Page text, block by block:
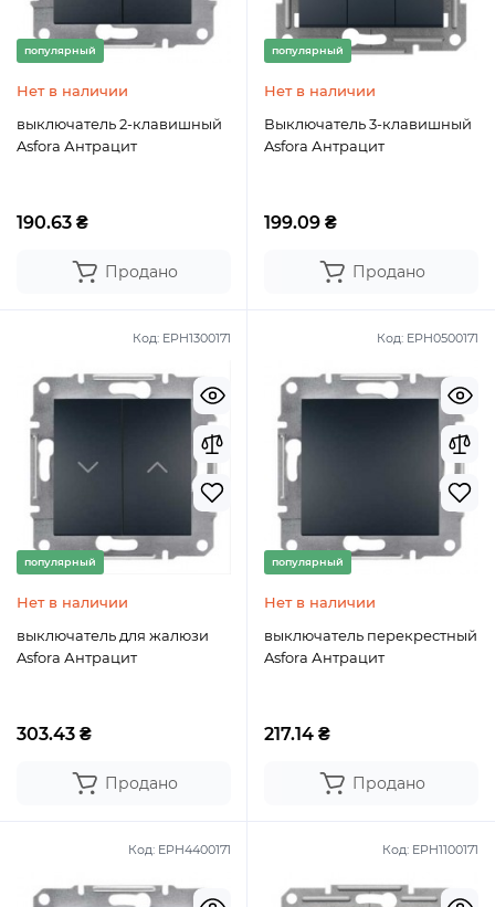
популярный
Нет в наличии
выключатель 2-клавишный
Asfora Антрацит
190.63 ₴
Продано
популярный
Нет в наличии
Выключатель 3-клавишный
Asfora Антрацит
199.09 ₴
Продано
Код: EPH1300171
популярный
Нет в наличии
выключатель для жалюзи
Asfora Антрацит
303.43 ₴
Продано
Код: EPH0500171
популярный
Нет в наличии
выключатель перекрестный
Asfora Антрацит
217.14 ₴
Продано
Код: EPH4400171 Код: EPH1100171